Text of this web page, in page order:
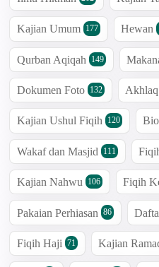
Kajian Umum 177 Hewan
Qurban Aqiqah 149
Dokumen Foto 132
Kajian Ushul Fiqih 120
Wakaf dan Masjid 111
Kajian Nahwu 106 Fiqih
Pakaian Perhiasan 86
Fiqih Haji 71 Kajian